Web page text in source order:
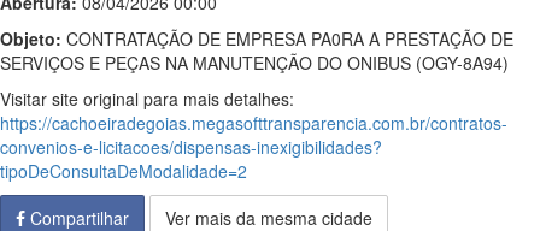
Objeto: CONTRATAÇÃO DE EMPRESA PA0RA A PRESTAÇÃO DE
SERVIÇOS E PEÇAS NA MANUTENÇÃO DO ONIBUS (OGY-8A94)
Visitar site original para mais detalhes:
https://cachoeiradegoias.megasofttransparencia.com.br/contratos-
convenios-e-licitacoes/dispensas-inexigibilidades?
tipoDeConsultaDeModalidade=2
Compartilhar
Ver mais da mesma cidade